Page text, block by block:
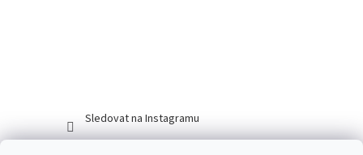
Sledovat na Instagramu